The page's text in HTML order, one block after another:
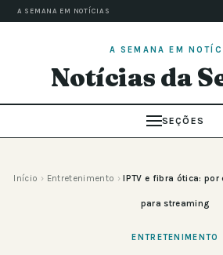
A SEMANA EM NOTÍCIAS
A SEMANA EM
Notícias da
SEÇÕES
Início › Entretenimento › IPTV e fibra ótica:
para streaming
ENTRETENIMENTO